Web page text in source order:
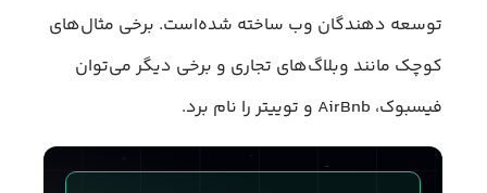
توسعه ‌دهندگان وب ساخته ‌شده‌است. برخی مثال‌های
کوچک مانند وبلاگ‌های تجاری و برخی دیگر می‌توان
فیسبوک، AirBnb و توییتر را نام برد.